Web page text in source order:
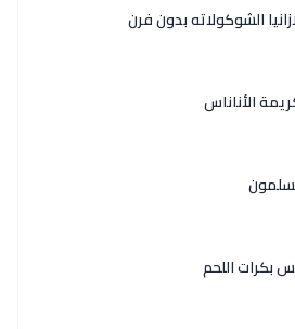
الشوكولاته بدون فرن
الأناناس
بكرات اللحم